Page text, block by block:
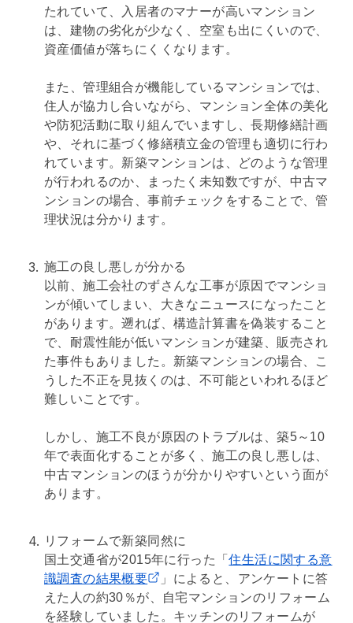
たれていて、入居者のマナーが高いマンション
は、建物の劣化が少なく、空室も出にくいので、
資産価値が落ちにくくなります。
また、管理組合が機能しているマンションでは、
住人が協力し合いながら、マンション全体の美化
や防犯活動に取り組んでいますし、長期修繕計画
や、それに基づく修繕積立金の管理も適切に行わ
れています。新築マンションは、どのような管理
が行われるのか、まったく未知数ですが、中古マ
ンションの場合、事前チェックをすることで、管
理状況は分かります。
施工の良し悪しが分かる
以前、施工会社のずさんな工事が原因でマンショ
ンが傾いてしまい、大きなニュースになったこと
があります。遡れば、構造計算書を偽装すること
で、 耐震性能が低いマンションが建築、販売され
た事件もありました。新築マンションの場合、こ
うした不正を見抜くのは、不可能といわれるほど
難しいことです。
しかし、施工不良が原因のトラブルは、築5～10
年で表面化することが多く、施工の良し悪しは、
中古マンションのほうが分かりやすいという面が
あります。
リフォームで新築同然に
国土交通省が2015年に行った「住生活に関する意
識調査の結果概要
」によると、アンケートに答
えた人の約30％が、自宅マンションのリフォーム
を経験していました。キッチンのリフォームが